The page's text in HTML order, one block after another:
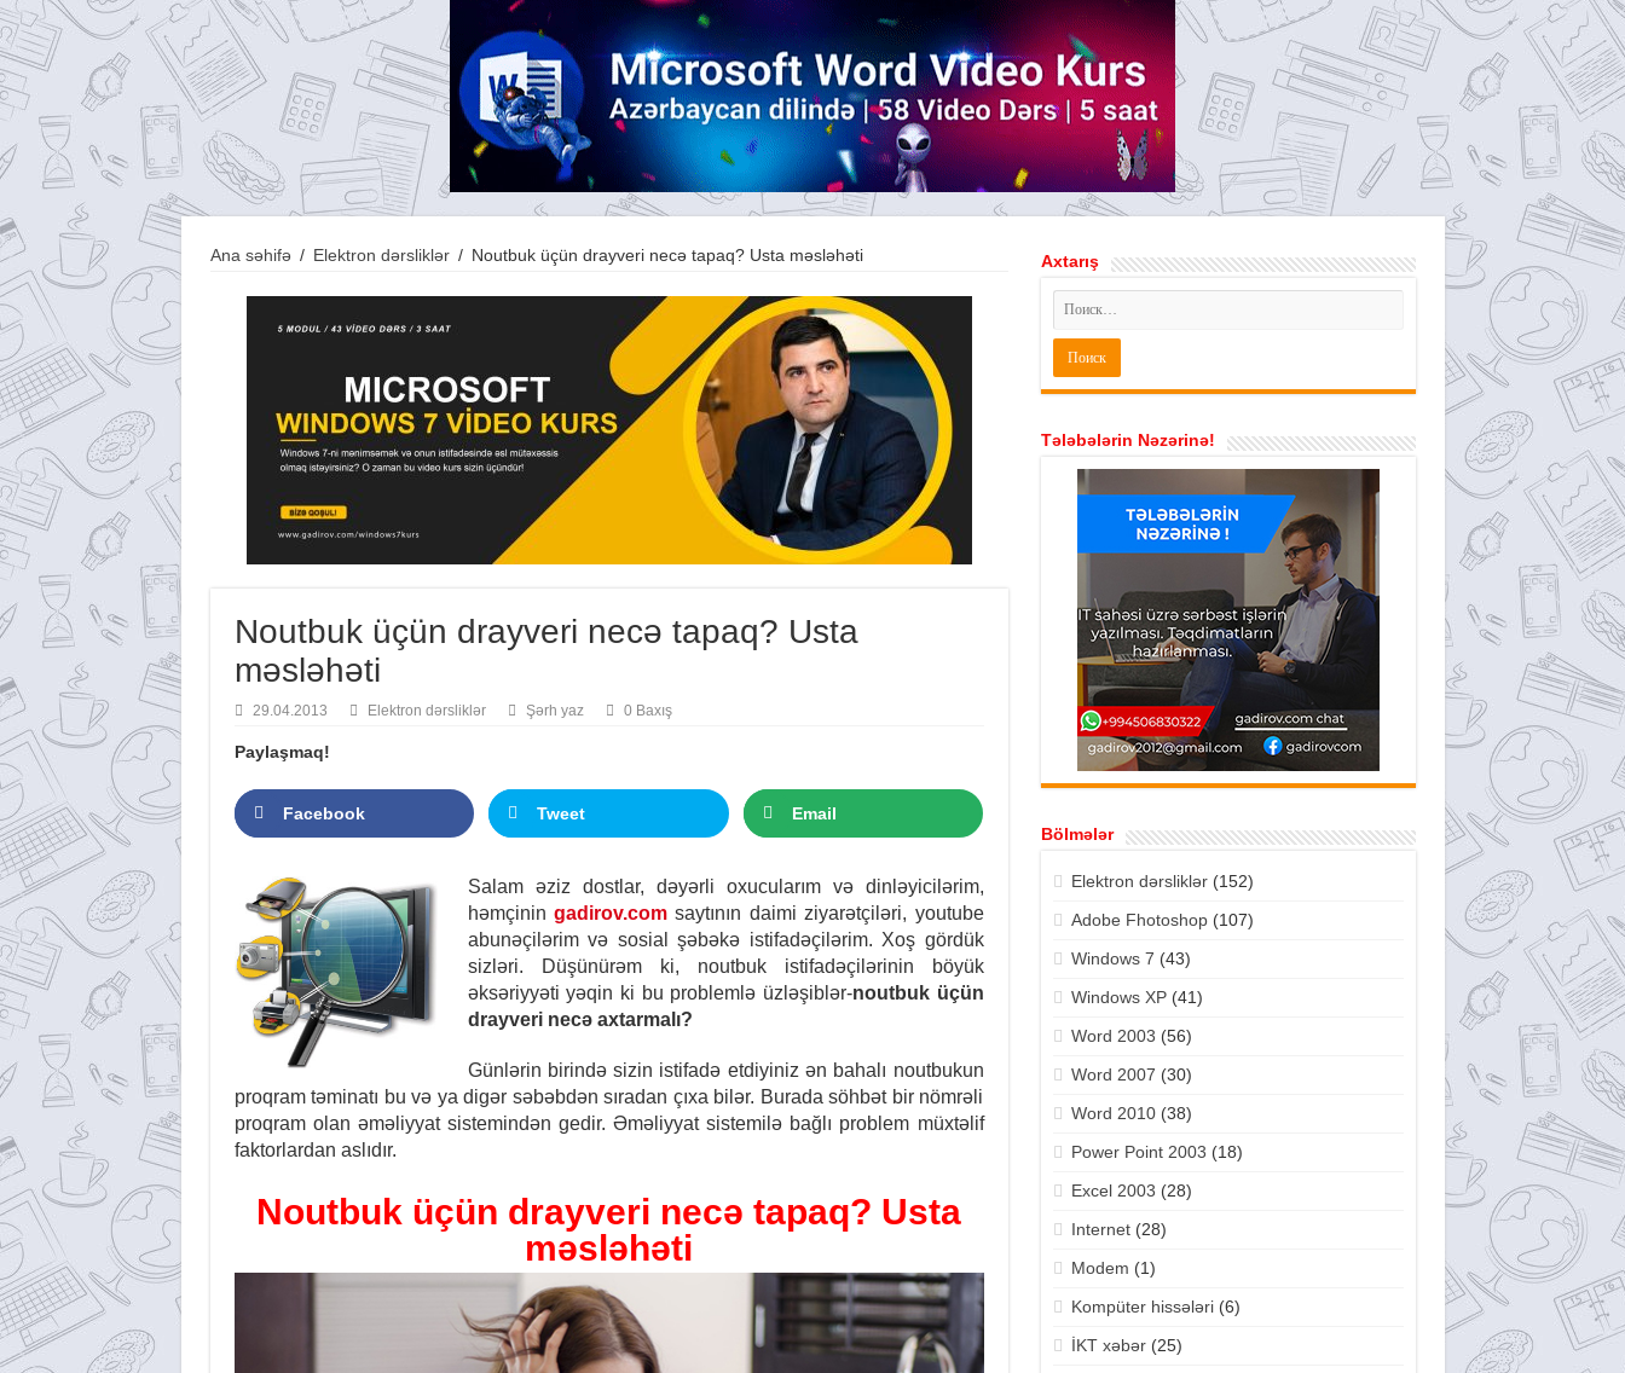
Ana səhifə / Elektron dərsliklər / Noutbuk üçün drayveri necə tapaq? Usta məsləhəti
Noutbuk üçün drayveri necə tapaq? Usta
məsləhəti
29.04.2013 Elektron dərsliklər Şərh yaz 0 Baxış
Paylaşmaq!
Facebook Tweet Email
Salam əziz dostlar, dəyərli oxucularım və dinləyicilərim,
həmçinin gadirov.comsaytının daimi ziyarətçiləri, youtube
abunəçilərim və sosial şəbəkə istifadəçilərim. Xoş gördük
sizləri. Düşünürəm ki, noutbuk istifadəçilərinin böyük
əksəriyyəti yəqin ki bu problemlə üzləşiblər-noutbuk üçün
drayveri necə axtarmalı?
Günlərin birində sizin istifadə etdiyiniz ən bahalı noutbukun
proqram təminatı bu və ya digər səbəbdən sıradan çıxa bilər. Burada söhbət bir nömrəli
proqram olan əməliyyat sistemindən gedir. Əməliyyat sistemilə bağlı problem müxtəlif
faktorlardan aslıdır.
Noutbuk üçün drayveri necə tapaq? Usta
məsləhəti
Axtarış
Tələbələrin Nəzərinə!
Bölmələr
Elektron dərsliklər(152)
Adobe Fhotoshop(107)
Windows 7 (43)
Windows XP(41)
Word 2003 (56)
Word 2007 (30)
Word 2010(38)
Power Point 2003 (18)
Excel 2003 (28)
Internet(28)
Modem (1)
Kompüter hissələri(6)
İKT xəbər(25)